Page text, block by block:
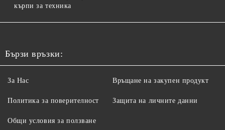
кърпи за техника
Бързи връзки:
За Нас
Политика за поверителност
Общи условия за ползване
Връщане на закупен продукт
Защита на личните данни